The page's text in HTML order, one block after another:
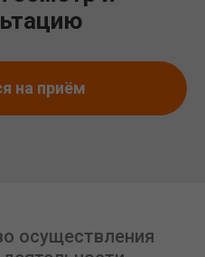
на приём
осуществления